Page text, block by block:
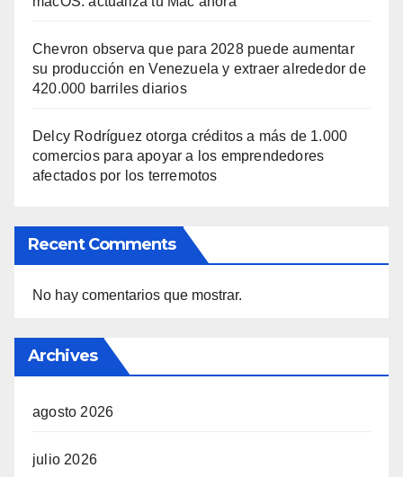
Chevron observa que para 2028 puede aumentar
su producción en Venezuela y extraer alrededor de
420.000 barriles diarios
Delcy Rodríguez otorga créditos a más de 1.000
comercios para apoyar a los emprendedores
afectados por los terremotos
Recent Comments
No hay comentarios que mostrar.
Archives
agosto 2026
julio 2026